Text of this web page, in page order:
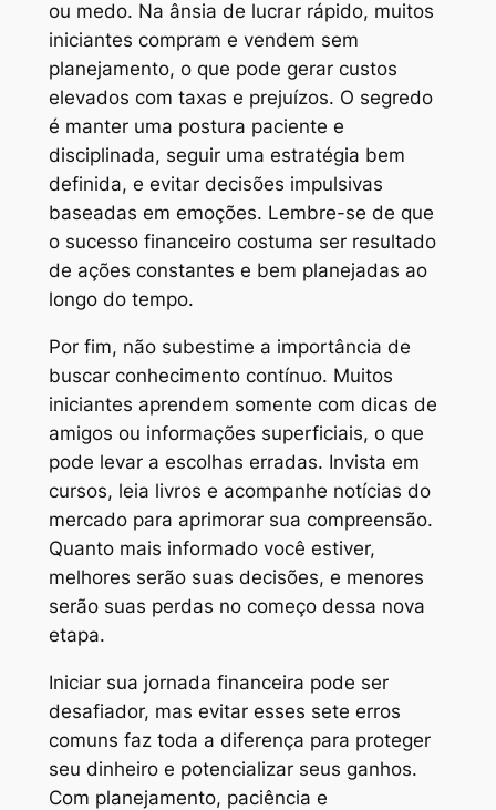
ou medo. Na ânsia de lucrar rápido, muitos
iniciantes compram e vendem sem
planejamento, o que pode gerar custos
elevados com taxas e prejuízos. O segredo
é manter uma postura paciente e
disciplinada, seguir uma estratégia bem
definida, e evitar decisões impulsivas
baseadas em emoções. Lembre-se de que
o sucesso financeiro costuma ser resultado
de ações constantes e bem planejadas ao
longo do tempo.
Por fim, não subestime a importância de
buscar conhecimento contínuo. Muitos
iniciantes aprendem somente com dicas de
amigos ou informações superficiais, o que
pode levar a escolhas erradas. Invista em
cursos, leia livros e acompanhe notícias do
mercado para aprimorar sua compreensão.
Quanto mais informado você estiver,
melhores serão suas decisões, e menores
serão suas perdas no começo dessa nova
etapa.
Iniciar sua jornada financeira pode ser
desafiador, mas evitar esses sete erros
comuns faz toda a diferença para proteger
seu dinheiro e potencializar seus ganhos.
Com planejamento, paciência e